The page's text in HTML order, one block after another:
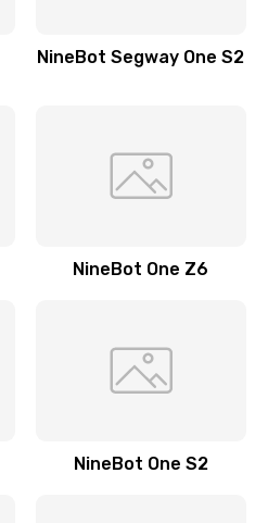
NineBot Segway One S2
NineBot One Z6
NineBot One S2